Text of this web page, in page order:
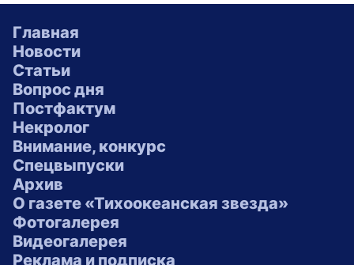
Главная
Новости
Статьи
Вопрос дня
Постфактум
Некролог
Внимание, конкурс
Спецвыпуски
Архив
О газете «Тихоокеанская звезда»
Фотогалерея
Видеогалерея
Реклама и подписка